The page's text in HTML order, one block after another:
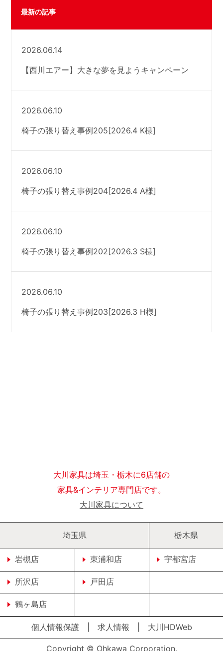
最新の記事
2026.06.14
【西川エアー】大きな夢を見ようキャンペーン
2026.06.10
椅子の張り替え事例205[2026.4 K様]
2026.06.10
椅子の張り替え事例204[2026.4 A様]
2026.06.10
椅子の張り替え事例202[2026.3 S様]
2026.06.10
椅子の張り替え事例203[2026.3 H様]
大川家具は埼玉・栃木に6店舗の
家具&インテリア専門店です。
大川家具について
埼玉県
岩槻店 東浦和店
所沢店 戸田店
鶴ヶ島店
栃木県
宇都宮店
個人情報保護| 求人情報 大川HDWeb
Copyright © Ohkawa Corporation.